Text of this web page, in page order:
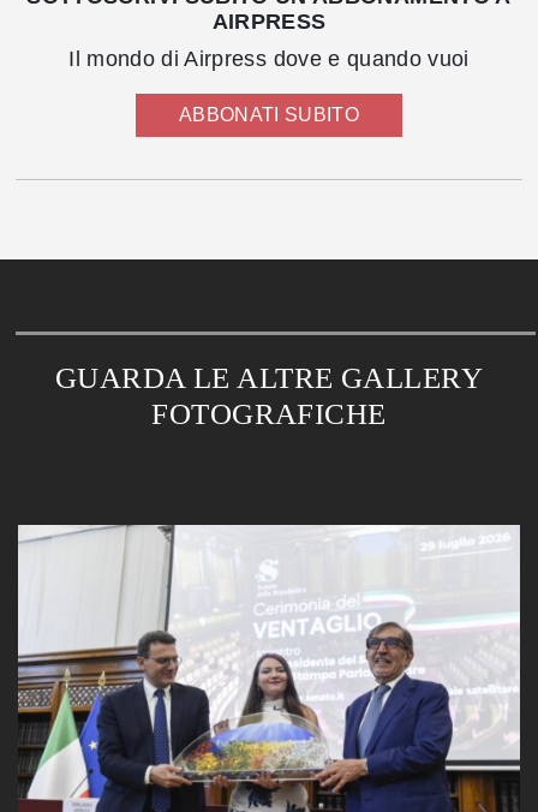
AIRPRESS
Il mondo di Airpress dove e quando vuoi
ABBONATI SUBITO
GUARDA LE ALTRE GALLERY
FOTOGRAFICHE